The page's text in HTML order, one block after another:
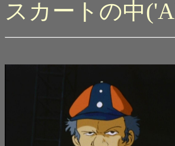
スカートの中